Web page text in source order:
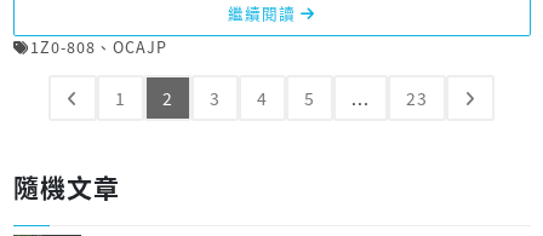
繼續閱讀
1Z0-808 、 OCAJP
1 2 3 4 5 ... 23
隨機文章